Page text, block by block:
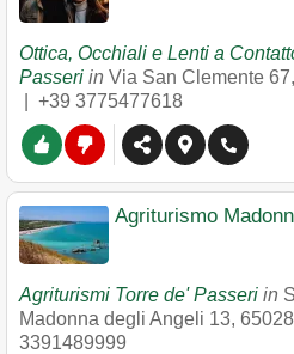
Ottica, Occhiali e Lenti a
Passeri in Via San Clemente 67,
+39 3775477618
Agriturismo
Agriturismi Torre de' Passeri in
Madonna degli Angeli 13, 65028
3391489999